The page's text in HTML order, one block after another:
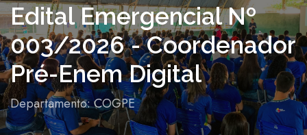
Edital Emergencial Nº
003/2026 - Coordenador
Pré-Enem Digital
Departamento: COGPE